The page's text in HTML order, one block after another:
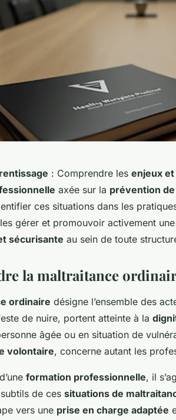
: Comprendre les enjeux
axée sur la prévention
ces situations dans les
gérer et promouvoir activement une
sécurisante au sein de toute
la maltraitance
ordinaire désigne l’ensemble des
de nuire, portent atteinte à la
âgée ou en situation de
volontaire, concerne autant les
formation professionnelle, il
de ces situations de
vers une prise en charge adaptée